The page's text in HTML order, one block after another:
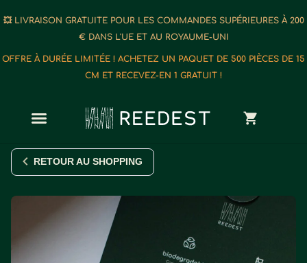
💥 LIVRAISON GRATUITE POUR LES COMMANDES SUPÉRIEURES À 200
€ DANS L'UE ET AU ROYAUME-UNI
OFFRE À DURÉE LIMITÉE ! ACHETEZ UN PAQUET DE 500 PIÈCES DE 15
CM ET RECEVEZ-EN 1 GRATUIT !
RETOUR AU SHOPPING